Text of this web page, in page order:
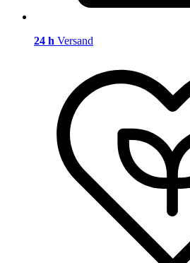
24 h Versand